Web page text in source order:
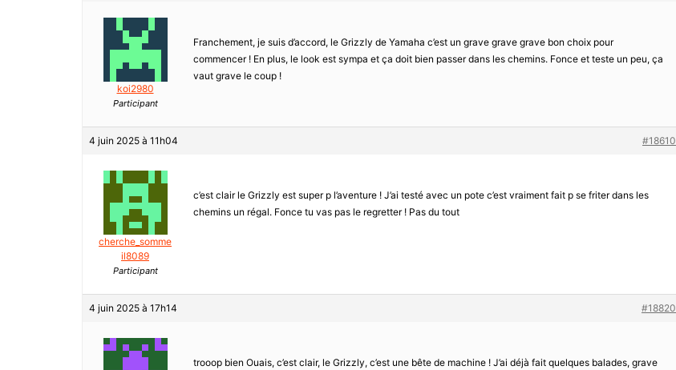
koi2980
Participant
Franchement, je suis d’accord, le Grizzly de Yamaha c’est un grave grave grave bon choix pour
commencer ! En plus, le look est sympa et ça doit bien passer dans les chemins. Fonce et teste un peu, ça
vaut grave le coup !
4 juin 2025 à 11h04 #18610
cherche_somme
il8089
Participant
c’est clair le Grizzly est super p l’aventure ! J’ai testé avec un pote c’est vraiment fait p se friter dans les
chemins un régal. Fonce tu vas pas le regretter ! Pas du tout
4 juin 2025 à 17h14 #18820
trooop bien Ouais, c’est clair, le Grizzly, c’est une bête de machine ! J’ai déjà fait quelques balades, grave